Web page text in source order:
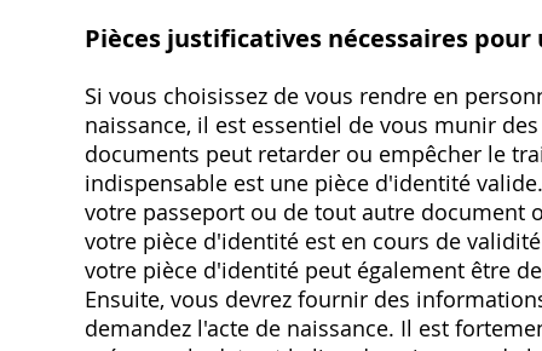
Pièces justificatives nécessaires
Si vous choisissez de vous rendre en
naissance, il est essentiel de vous munir
documents peut retarder ou empêcher le
indispensable est une pièce d'identité
votre passeport ou de tout autre document
votre pièce d'identité est en cours de
votre pièce d'identité peut également être
Ensuite, vous devrez fournir des
demandez l'acte de naissance. Il est